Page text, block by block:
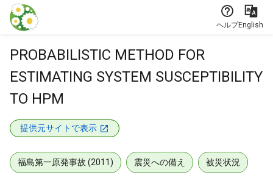
本文に飛ぶ
ヘルプEnglish
PROBABILISTIC METHOD FOR
ESTIMATING SYSTEM SUSCEPTIBILITY
TO HPM
提供元サイトで表示
福島第一原発事故 (2011) 震災への備え 被災状況